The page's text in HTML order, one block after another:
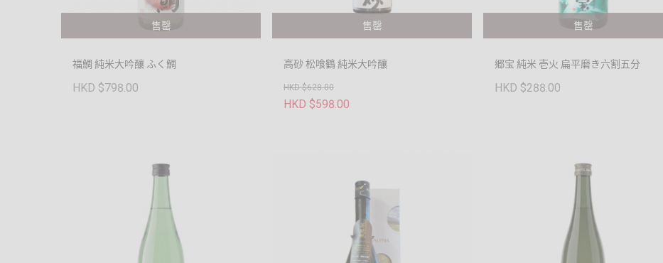
售罄
福鯛 純米大吟釀 ふく鯛
HKD $798.00
售罄
高砂 松喰鶴 純米大吟釀
HKD $628.00
HKD $598.00
售罄
郷宝 純米 壱火 扁平磨き六割五分
HKD $288.00